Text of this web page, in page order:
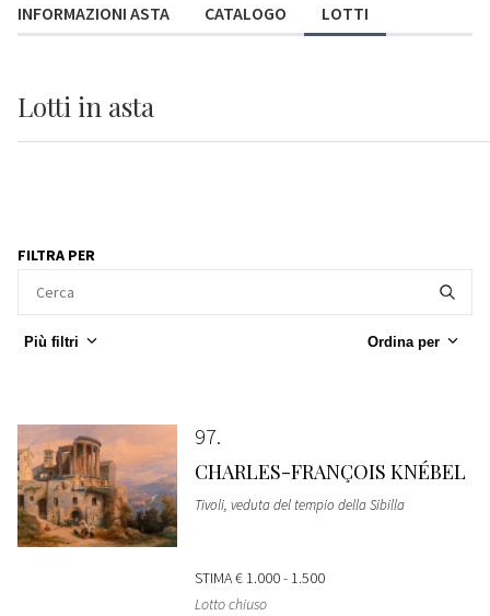
INFORMAZIONI ASTA CATALOGO LOTTI
Lotti in asta
FILTRA PER
Più filtri Ordina per
97
CHARLES-FRANÇOIS KNÉBEL
Tivoli, veduta del tempio della Sibilla
STIMA€ 1.000 - 1.500
Lotto chiuso